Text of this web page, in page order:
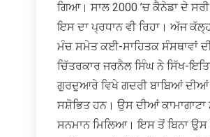
ਗਿਆ। ਸਾਲ 2000 ’ਚ ਕੈਨੇਡਾ ਦੇ
ਇਸ ਦਾ ਪ੍ਰਧਾਨ ਵੀ ਰਿਹਾ। ਅੱਜ
ਮੰਚ ਸਮੇਤ ਕਈ-ਸਾਹਿਤਕ ਸੰਸਥਾਵਾਂ
ਚਿੱਤਰਕਾਰ ਜਰਨੈਲ ਸਿੰਘ ਨੇ ਸਿੱਖ-
ਗੁਰਦੁਆਰੇ ਵਿਖੇ ਗਦਰੀ ਬਾਬਿਆਂ ਦੀਆਂ
ਸਸ਼ੋਭਿਤ ਹਨ। ਉਸ ਦੀਆਂ ਕਾਮਾਗਾਟਾ
ਸਨਮਾਨ ਮਿਲਿਆ। ਇਸ ਤੋਂ ਬਿਨਾ ਉਸ